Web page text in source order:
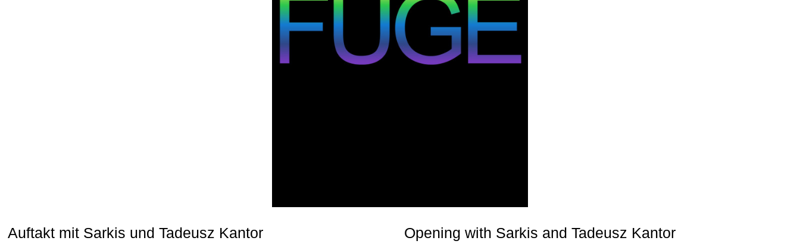
Auftakt mit Sarkis und Tadeusz Kantor
Opening with Sarkis and Tadeusz Kantor